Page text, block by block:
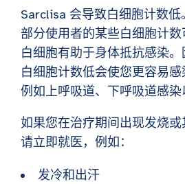
Sarclisa 会导致白细胞计数低。
部分使用者的某些白细胞计数
白细胞有助于身体抵抗感染。
白细胞计数低会使您更容易感
例如上呼吸道、下呼吸道感染
如果您在治疗期间出现发烧或
请立即就医，例如：
发冷和出汗